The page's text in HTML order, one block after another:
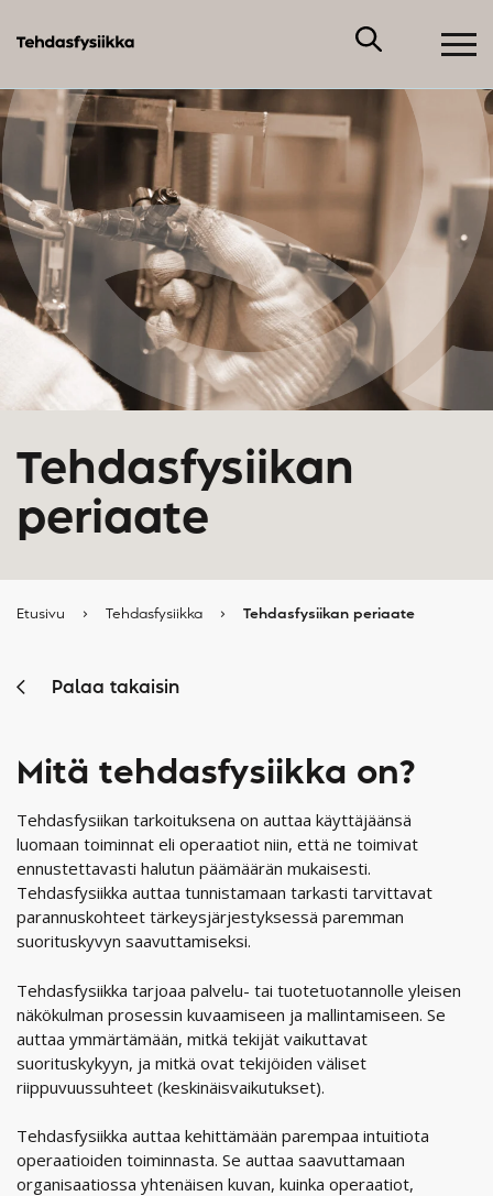
Tehdasfysiikan
periaate
Etusivu › Tehdasfysiikka › Tehdasfysiikan periaate
Palaa takaisin
Mitä tehdasfysiikka on?
Tehdasfysiikan tarkoituksena on auttaa käyttäjäänsä
luomaan toiminnat eli operaatiot niin, että ne toimivat
ennustettavasti halutun päämäärän mukaisesti.
Tehdasfysiikka auttaa tunnistamaan tarkasti tarvittavat
parannuskohteet tärkeysjärjestyksessä paremman
suorituskyvyn saavuttamiseksi.
Tehdasfysiikka tarjoaa palvelu- tai tuotetuotannolle yleisen
näkökulman prosessin kuvaamiseen ja mallintamiseen. Se
auttaa ymmärtämään, mitkä tekijät vaikuttavat
suorituskykyyn, ja mitkä ovat tekijöiden väliset
riippuvuussuhteet (keskinäisvaikutukset).
Tehdasfysiikka auttaa kehittämään parempaa intuitiota
operaatioiden toiminnasta. Se auttaa saavuttamaan
organisaatiossa yhtenäisen kuvan, kuinka operaatiot,